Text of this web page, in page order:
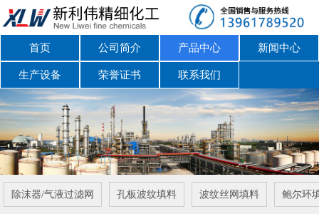
首页 公司简介 产品中心 新闻中心
生产设备 荣誉证书 联系我们
除沫器/气液过滤网 孔板波纹填料 波纹丝网填料 鲍尔环